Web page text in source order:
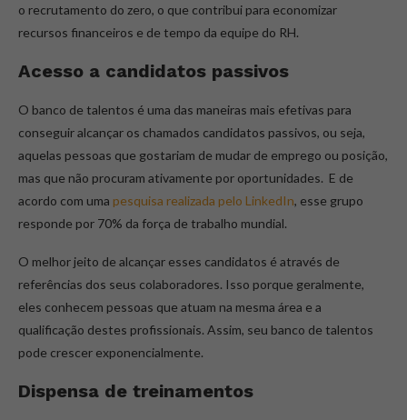
o recrutamento do zero, o que contribui para economizar
recursos financeiros e de tempo da equipe do RH.
Acesso a candidatos passivos
O banco de talentos é uma das maneiras mais efetivas para
conseguir alcançar os chamados candidatos passivos, ou seja,
aquelas pessoas que gostariam de mudar de emprego ou posição,
mas que não procuram ativamente por oportunidades. E de
acordo com uma pesquisa realizada pelo LinkedIn, esse grupo
responde por 70% da força de trabalho mundial.
O melhor jeito de alcançar esses candidatos é através de
referências dos seus colaboradores. Isso porque geralmente,
eles conhecem pessoas que atuam na mesma área e a
qualificação destes profissionais. Assim, seu banco de talentos
pode crescer exponencialmente.
Dispensa de treinamentos